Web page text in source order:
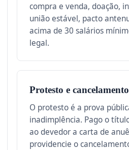
compra e venda, doação,
união estável, pacto
acima de 30 salários
legal.
Protesto e
O protesto é a prova
inadimplência. Pago o
ao devedor a carta de
providencie o